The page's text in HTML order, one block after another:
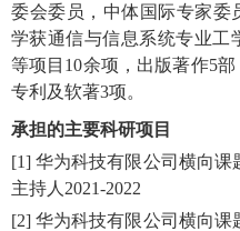
委会委员，中体国际专家委
学获通信与信息系统专业工
等项目 10余项，出版著作5部
专利及软著3项。
承担的主要科研项目
[1]华为科技有限公司横向课
主持人 2021-2022
[2]华为科技有限公司横向课